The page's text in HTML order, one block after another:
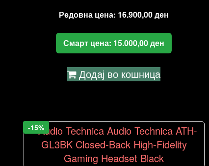
Редовна цена: 16.900,00ден
Смарт цена: 15.000,00ден
Додај во кошница
-15%